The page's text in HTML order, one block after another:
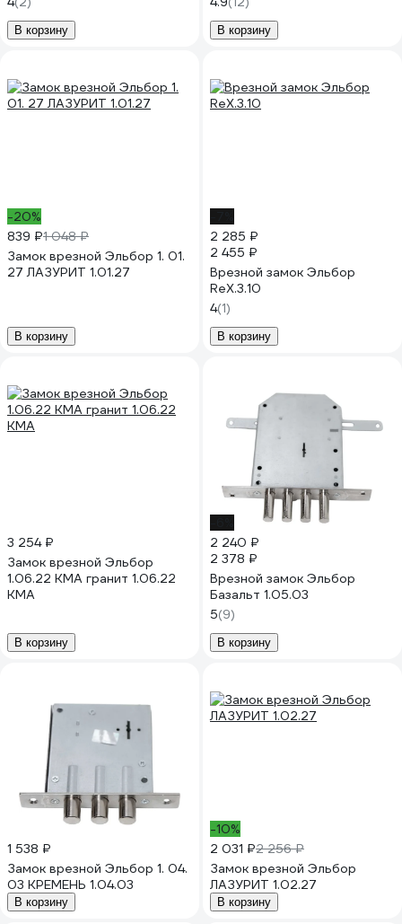
В корзину В корзину
-20%
839 ₽1 048 ₽
Замок врезной Эльбор 1. 01.
27 ЛАЗУРИТ 1.01.27
В корзину
2 285 ₽
2 455 ₽
Врезной замок Эльбор
RеХ.3.10
4(1)
В корзину
3 254 ₽
Замок врезной Эльбор
1.06.22 КМА гранит 1.06.22
КМА
В корзину
2 240 ₽
2 378 ₽
Врезной замок Эльбор
Базальт 1.05.03
5(9)
В корзину
1 538 ₽
Замок врезной Эльбор 1. 04.
03 КРЕМЕНЬ 1.04.03
В корзину
-10%
2 031 ₽2 256 ₽
Замок врезной Эльбор
ЛАЗУРИТ 1.02.27
В корзину